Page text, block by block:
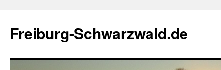
springen
Freiburg-Schwarzwald.de